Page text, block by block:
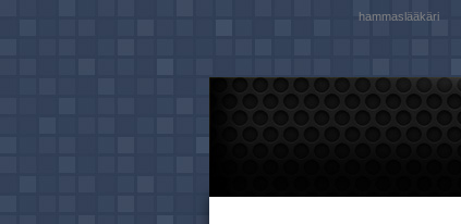
hammaslääkäri